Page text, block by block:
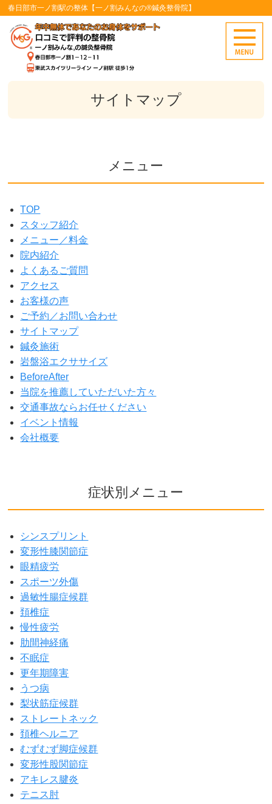
春日部市一ノ割駅の整体【一ノ割みんなの®鍼灸整骨院】
サイトマップ
メニュー
TOP
スタッフ紹介
メニュー／料金
院内紹介
よくあるご質問
アクセス
お客様の声
ご予約／お問い合わせ
サイトマップ
鍼灸施術
岩盤浴エクササイズ
BeforeAfter
当院を推薦していただいた方々
交通事故ならお任せください
イベント情報
会社概要
症状別メニュー
シンスプリント
変形性膝関節症
眼精疲労
スポーツ外傷
過敏性腸症候群
頚椎症
慢性疲労
肋間神経痛
不眠症
更年期障害
うつ病
梨状筋症候群
ストレートネック
頚椎ヘルニア
むずむず脚症候群
変形性股関節症
アキレス腱炎
テニス肘